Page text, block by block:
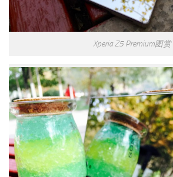
Xperia Z5 Premium图赏